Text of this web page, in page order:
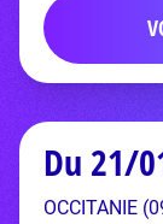
Du 21/
OCCITANIE